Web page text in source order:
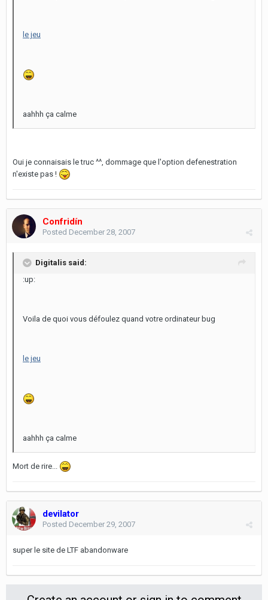
le jeu
aahhh ça calme
Oui je connaisais le truc ^^, dommage que l'option defenestration
n'existe pas !
Confridín
Posted December 28, 2007
Digitalis said:
:up:
Voila de quoi vous défoulez quand votre ordinateur bug
le jeu
aahhh ça calme
Mort de rire...
devilator
Posted December 29, 2007
super le site de LTF abandonware